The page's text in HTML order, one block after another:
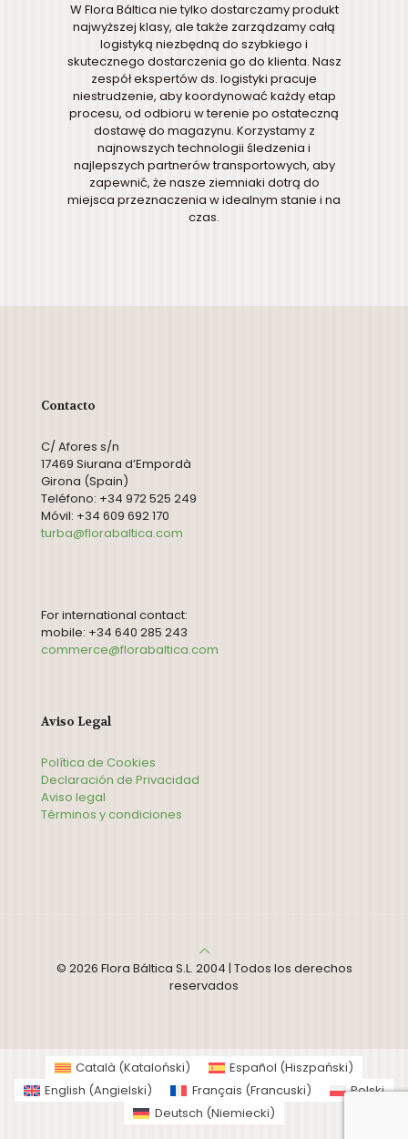
W Flora Báltica nie tylko dostarczamy produkt
najwyższej klasy, ale także zarządzamy całą
logistyką niezbędną do szybkiego i
skutecznego dostarczenia go do klienta. Nasz
zespół ekspertów ds. logistyki pracuje
niestrudzenie, aby koordynować każdy etap
procesu, od odbioru w terenie po ostateczną
dostawę do magazynu. Korzystamy z
najnowszych technologii śledzenia i
najlepszych partnerów transportowych, aby
zapewnić, że nasze ziemniaki dotrą do
miejsca przeznaczenia w idealnym stanie i na
czas.
Contacto
C/ Afores s/n
17469 Siurana d’Empordà
Girona (Spain)
Teléfono: +34 972 525 249
Móvil: +34 609 692 170
turba@florabaltica.com
For international contact:
mobile: +34 640 285 243
commerce@florabaltica.com
Aviso Legal
Política de Cookies
Declaración de Privacidad
Aviso legal
Términos y condiciones
© 2026 Flora Báltica S.L. 2004 | Todos los derechos
reservados
Català (Kataloński) Español (Hiszpański)
English (Angielski) Français (Francuski)
Polski
Deutsch (Niemiecki)